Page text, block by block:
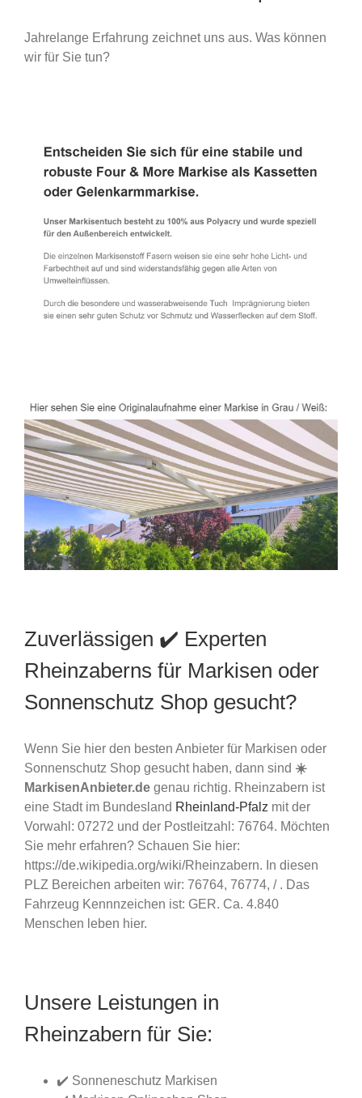
Jahrelange Erfahrung zeichnet uns aus. Was können
wir für Sie tun?
Zuverlässigen ✔️ Experten
Rheinzaberns für Markisen oder
Sonnenschutz Shop gesucht?
Wenn Sie hier den besten Anbieter für Markisen oder
Sonnenschutz Shop gesucht haben, dann sind ☀️
MarkisenAnbieter.de genau richtig. Rheinzabern ist
eine Stadt im Bundesland Rheinland-Pfalz mit der
Vorwahl: 07272 und der Postleitzahl: 76764. Möchten
Sie mehr erfahren? Schauen Sie hier:
https://de.wikipedia.org/wiki/Rheinzabern. In diesen
PLZ Bereichen arbeiten wir: 76764, 76774, / . Das
Fahrzeug Kennnzeichen ist: GER. Ca. 4.840
Menschen leben hier.
Unsere Leistungen in
Rheinzabern für Sie:
✔️ Sonneneschutz Markisen